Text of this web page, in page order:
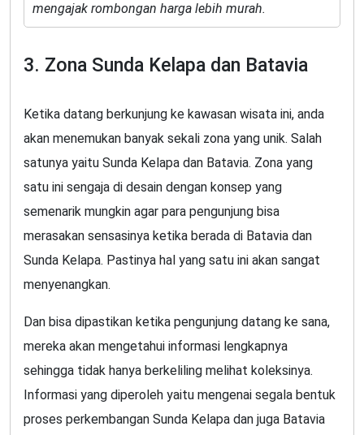
mengajak rombongan harga lebih murah.
3. Zona Sunda Kelapa dan Batavia
Ketika datang berkunjung ke kawasan wisata ini, anda
akan menemukan banyak sekali zona yang unik. Salah
satunya yaitu Sunda Kelapa dan Batavia. Zona yang
satu ini sengaja di desain dengan konsep yang
semenarik mungkin agar para pengunjung bisa
merasakan sensasinya ketika berada di Batavia dan
Sunda Kelapa. Pastinya hal yang satu ini akan sangat
menyenangkan.
Dan bisa dipastikan ketika pengunjung datang ke sana,
mereka akan mengetahui informasi lengkapnya
sehingga tidak hanya berkeliling melihat koleksinya.
Informasi yang diperoleh yaitu mengenai segala bentuk
proses perkembangan Sunda Kelapa dan juga Batavia